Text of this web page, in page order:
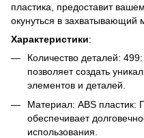
пластика, предоставит
окунуться в захватывающий
Характеристики:
Количество деталей:
позволяет создать
элементов и деталей.
Материал: ABS пластик:
обеспечивает
использования.